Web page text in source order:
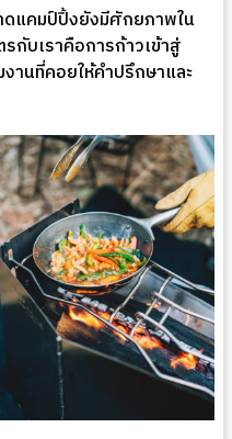
ดแคมป์ปิ้งยังมีศักยภาพใน
กับเราคือการก้าวเข้าสู่
านที่คอยให้คำปรึกษาและ